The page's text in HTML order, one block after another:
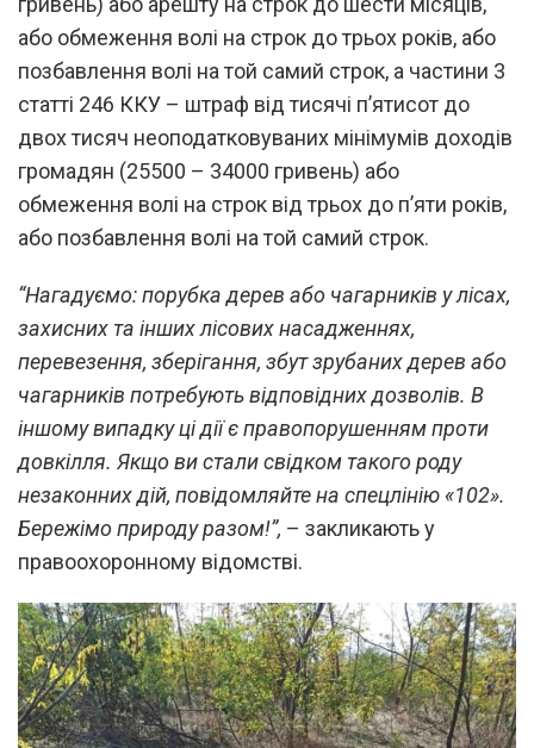
або обмеження волі на строк до трьох років, або
позбавлення волі на той самий строк, а частини 3
статті 246 ККУ – штраф від тисячі п’ятисот до
двох тисяч неоподатковуваних мінімумів доходів
громадян (25500 – 34000 гривень) або
обмеження волі на строк від трьох до п’яти років,
або позбавлення волі на той самий строк.
“Нагадуємо: порубка дерев або чагарників у лісах,
захисних та інших лісових насадженнях,
перевезення, зберігання, збут зрубаних дерев або
чагарників потребують відповідних дозволів. В
іншому випадку ці дії є правопорушенням проти
довкілля. Якщо ви стали свідком такого роду
незаконних дій, повідомляйте на спецлінію «102».
Бережімо природу разом!”, – закликають у
правоохоронному відомстві.